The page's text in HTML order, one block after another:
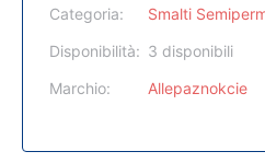
Categoria:
Smalti
Disponibilità: 3 disponibili
Marchio:
Allepaznokcie